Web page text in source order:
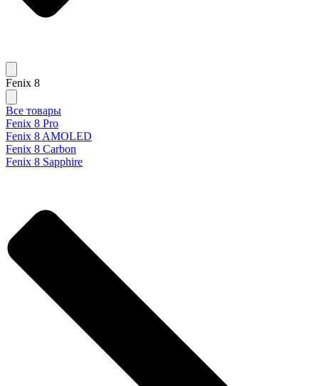
Fenix 8
Все товары
Fenix 8 Pro
Fenix 8 AMOLED
Fenix 8 Carbon
Fenix 8 Sapphire